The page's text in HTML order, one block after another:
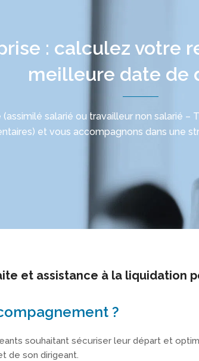
: calculez votre
meilleure date de
salarié ou travailleur non salarié
et vous accompagnons dans une
et assistance à la liquidation
?
souhaitant sécuriser leur départ et
de son dirigeant.